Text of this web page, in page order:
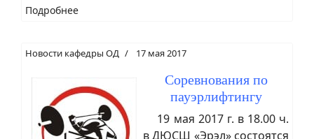
Подробнее
Новости кафедры ОД 17 мая 2017
Соревнования по
пауэрлифтингу
19 мая 2017 г. в 18.00 ч.
в ДЮСШ «Эрэл» состоятся